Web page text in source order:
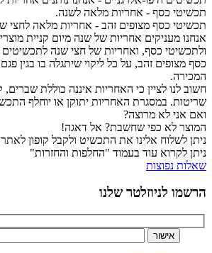
תכשיטי כסף - אחריות מלאה לשנה.
תכשיטי כסף מצופים זהב - אחריות מלאה לחצי
אנחנו מעניקים אחריות של שנה מיום קניית
ולתכשיטי כסף, ואחריות של חצי שנה לתכשיטים
כסף מצופים זהב, על כל ליקוי שיתגלה בו בגין
המכירה.
חשוב לנו לציין כי האחריות איננה כוללת
שריטות. במסגרת האחריות יתוקן או יוחלף
ואם אני לא מרוצה?
המוצר לא כפי שחשבת? אל דאגה!
ניתן לשלוח אלינו את התכשיט ולקבל קופון
ניתן לקרוא עוד בעמוד "החלפות והחזרות"
שאלות נפוצות
הרשמו לניוזלטר שלנו